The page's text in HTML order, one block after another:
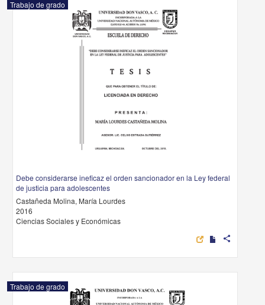
Trabajo de grado
Debe considerarse ineficaz el orden sancionador en la Ley federal
de justicia para adolescentes
Castañeda Molina, María Lourdes
2016
Ciencias Sociales y Económicas
share
Trabajo de grado